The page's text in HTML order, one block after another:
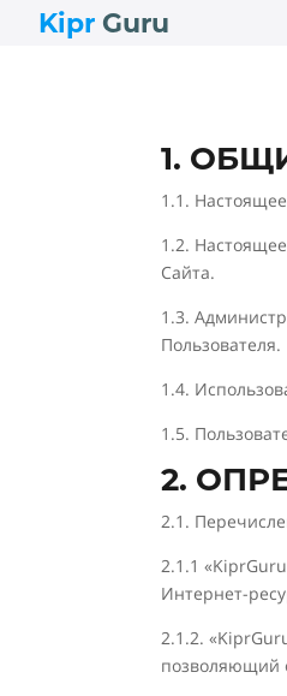
Kipr Guru
1.
1.1.
1.2.
Сайта.
1.3.
Пользователя.
1.4.
1.5.
2.
2.1.
2.1.1
Интернет-
2.1.2.
позволяющий